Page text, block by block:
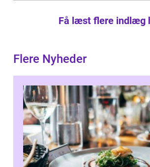
Få læst flere indlæg
Flere Nyheder